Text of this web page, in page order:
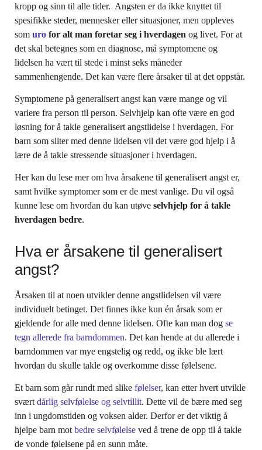
kropp og sinn til alle tider. Angsten er da ikke knyttet til
spesifikke steder, mennesker eller situasjoner, men oppleves
som uro for alt man foretar seg i hverdagen og livet. For at
det skal betegnes som en diagnose, må symptomene og
lidelsen ha vært til stede i minst seks måneder
sammenhengende. Det kan være flere årsaker til at det oppstår.
Symptomene på generalisert angst kan være mange og vil
variere fra person til person. Selvhjelp kan ofte være en god
løsning for å takle generalisert angstlidelse i hverdagen. For
barn som sliter med denne lidelsen vil det være god hjelp i å
lære de å takle stressende situasjoner i hverdagen.
Her kan du lese mer om hva årsakene til generalisert angst er,
samt hvilke symptomer som er de mest vanlige. Du vil også
kunne lese om hvordan du kan utøve selvhjelp for å takle
hverdagen bedre.
Hva er årsakene til generalisert
angst?
Årsaken til at noen utvikler denne angstlidelsen vil være
individuelt betinget. Det finnes ikke kun én årsak som er
gjeldende for alle med denne lidelsen. Ofte kan man dog se
tegn allerede fra barndommen. Det kan hende at du allerede i
barndommen var mye engstelig og redd, og ikke ble lært
hvordan du skulle takle og overkomme disse følelsene.
Et barn som går rundt med slike følelser, kan etter hvert utvikle
svært dårlig selvfølelse og selvtillit. Dette vil de bære med seg
inn i ungdomstiden og voksen alder. Derfor er det viktig å
hjelpe barn mot bedre selvfølelse ved å trene de opp til å takle
de vonde følelsene på en sunn måte.